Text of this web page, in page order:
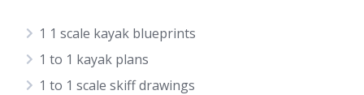
1 1 scale kayak blueprints
1 to 1 kayak plans
1 to 1 scale skiff drawings